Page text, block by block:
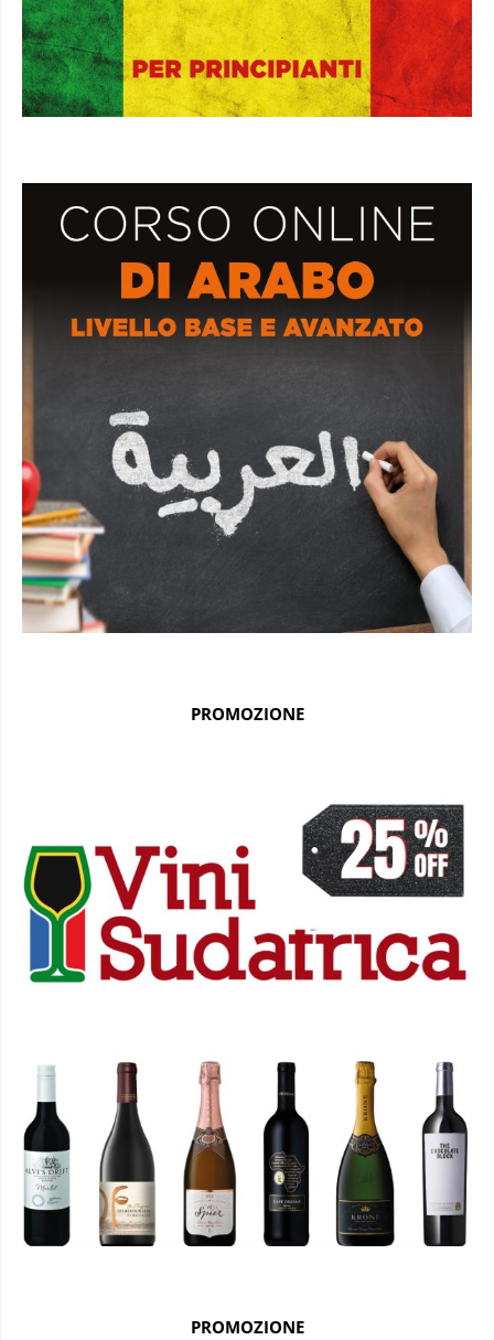
PROMOZIONE
PROMOZIONE